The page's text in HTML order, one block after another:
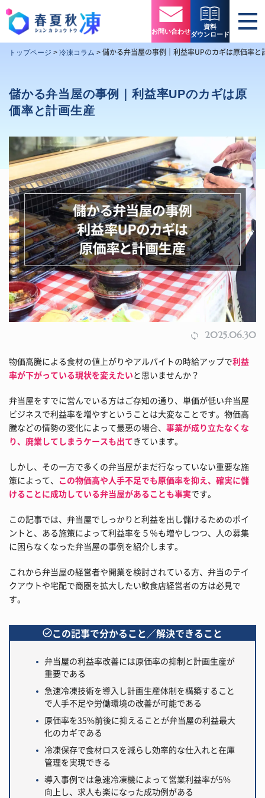
お問い合わせ
資料
ダウンロード
トップページ > 冷凍コラム > 儲かる弁当屋の事例｜利益率UPのカギは原価率と
儲かる弁当屋の事例｜利益率UPのカギは原
価率と計画生産
2025.06.30
物価高騰による食材の値上がりやアルバイトの時給アップで利益
率が下がっている現状を変えたいと思いませんか？
弁当屋をすでに営んでいる方はご存知の通り、単価が低い弁当屋
ビジネスで利益率を増やすということは大変なことです。物価高
騰などの情勢の変化によって最悪の場合、 事業が成り立たなくな
り、廃業してしまうケースも出てきています。
しかし、その一方で多くの弁当屋がまだ行なっていない重要な施
策によって、 この物価高や人手不足でも原価率を抑え、確実に儲
けることに成功している弁当屋があることも事実です。
この記事では、弁当屋でしっかりと利益を出し儲けるためのポイ
ントと、ある施策によって利益率を５％も増やしつつ、人の募集
に困らなくなった弁当屋の事例を紹介します。
これから弁当屋の経営者や開業を検討されている方、弁当のテイ
クアウトや宅配で商圏を拡大したい飲食店経営者の方は必見で
す。
この記事で分かること／解決できること
弁当屋の利益率改善には原価率の抑制と計画生産が
重要である
急速冷凍技術を導入し計画生産体制を構築すること
で人手不足や労働環境の改善が可能である
原価率を35%前後に抑えることが弁当屋の利益最大
化のカギである
冷凍保存で食材ロスを減らし効率的な仕入れと在庫
管理を実現できる
導入事例では急速冷凍機によって営業利益率が5%
向上し、求人も楽になった成功例がある